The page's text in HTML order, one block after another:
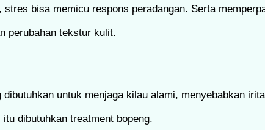
bisa memicu respons peradangan. Serta
perubahan tekstur kulit.
untuk menjaga kilau alami, menyebabkan
dibutuhkan treatment bopeng.